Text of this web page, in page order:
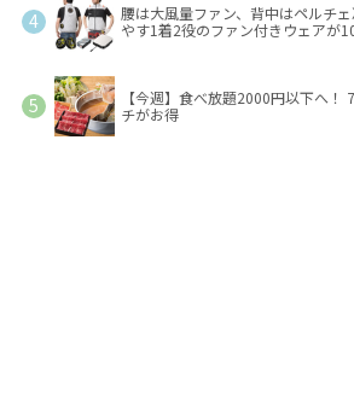
腰は大風量ファン、背中はペルチ
やす1着2役のファン付きウェアが
【今週】食べ放題2000円以下へ！
チがお得